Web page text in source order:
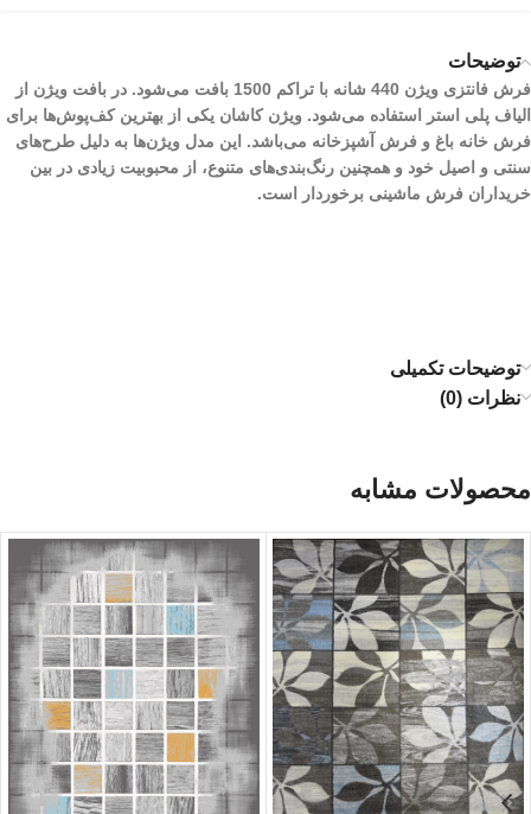
توضیحات
فرش فانتزی ویژن 440 شانه با تراکم 1500 بافت می‌شود. در بافت ویژن از
الیاف پلی استر استفاده می‌شود. ویژن کاشان یکی از بهترین کف‌پوش‌ها برای
فرش خانه باغ و فرش آشپزخانه می‌باشد. این مدل ویژن‌ها به دلیل طرح‌های
سنتی و اصیل خود و همچنین رنگ‌بندی‌های متنوع، از محبوبیت زیادی در بین
خریداران فرش ماشینی برخوردار است.
توضیحات تکمیلی
نظرات (0)
محصولات مشابه